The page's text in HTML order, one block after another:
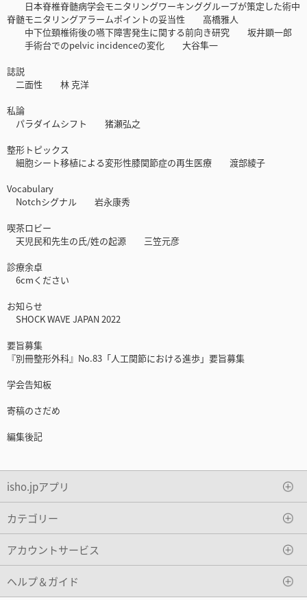
日本脊椎脊髄病学会モニタリングワーキンググループが策定した術中
脊髄モニタリングアラームポイントの妥当性 高橋雅人
中下位頚椎術後の嚥下障害発生に関する前向き研究 坂井顕一郎
手術台でのpelvic incidenceの変化 大谷隼一
誌説
二面性 林 克洋
私論
パラダイムシフト 猪瀬弘之
整形トピックス
細胞シート移植による変形性膝関節症の再生医療 渡部綾子
Vocabulary
Notchシグナル 岩永康秀
喫茶ロビー
天児民和先生の氏/姓の起源 三笠元彦
診療余卓
6cmください
お知らせ
SHOCK WAVE JAPAN 2022
要旨募集
『別冊整形外科』No.83「人工関節における進歩」要旨募集
学会告知板
寄稿のさだめ
編集後記
isho.jpアプリ
カテゴリー
アカウントサービス
ヘルプ＆ガイド